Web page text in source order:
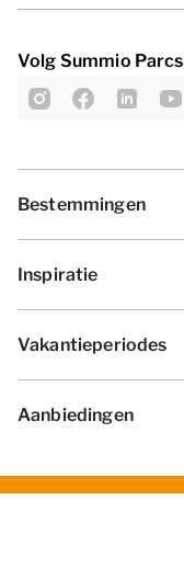
Volg Summio Parcs
Bestemmingen
Inspiratie
Vakantieperiodes
Aanbiedingen